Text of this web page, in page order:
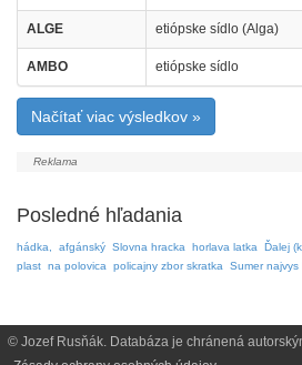
ALGE etiópske sídlo (Alga)
AMBO etiópske sídlo
Načítať viac výsledkov »
Posledné hľadania
hádka, afgánský Slovna hracka horlava latka Ďalej
plast na polovica policajny zbor skratka Sumer najvys
© Jozef Rusňák. Databáza je chránená